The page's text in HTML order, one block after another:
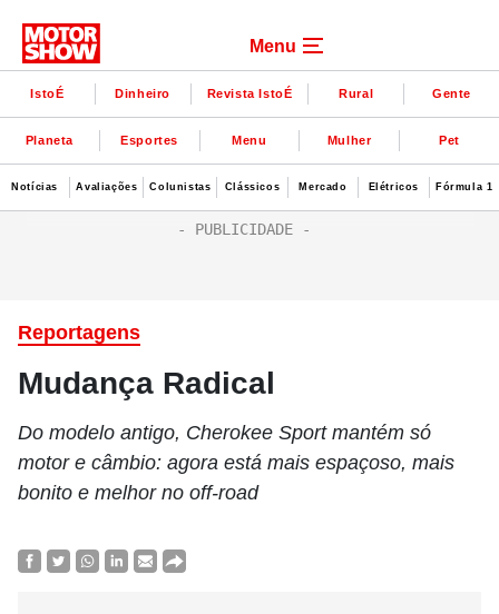
Menu
IstoÉ Dinheiro Revista IstoÉ Rural Gente
Planeta Esportes Menu Mulher Pet
Notícias Avaliações Colunistas Clássicos Mercado Elétricos Fórmula 1
Reportagens
Mudança Radical
Do modelo antigo, Cherokee Sport mantém só
motor e câmbio: agora está mais espaçoso, mais
bonito e melhor no off-road